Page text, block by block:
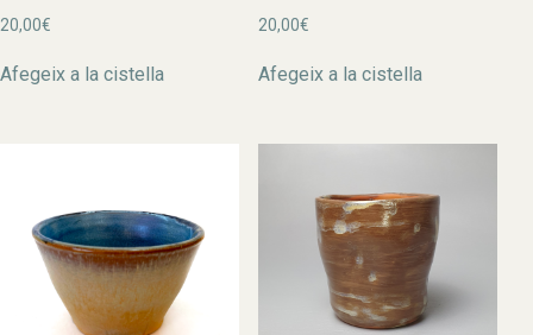
20,00€
Afegeix a la cistella
20,00€
Afegeix a la cistella